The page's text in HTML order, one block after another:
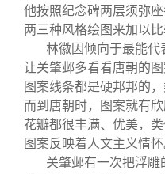
他按照纪念碑两层须弥
两三种风格绘图来加以比
林徽因倾向于最能代
让关肇邺多看看唐朝的
图案线条都是硬邦邦的
而到唐朝时，图案就有
花瓣都很丰满、优美，
图案反映着人文主义情怀
关肇邺有一次把浮雕